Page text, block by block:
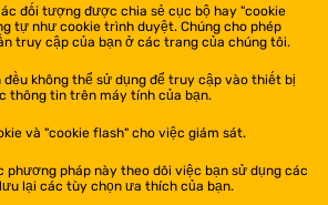
đối tượng được chia sẻ cục bộ hay "cookie
tự như cookie trình duyệt. Chúng cho phép
truy cập của bạn ở các trang của chúng tôi.
đều không thể sử dụng để truy cập vào thiết bị
thông tin trên máy tính của bạn.
và "cookie flash" cho việc giám sát.
phương pháp này theo dõi việc bạn sử dụng các
lại các tùy chọn ưa thích của bạn.